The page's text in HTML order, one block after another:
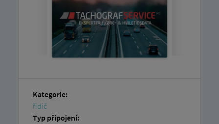
Kategorie:
řidič
Typ připojení: